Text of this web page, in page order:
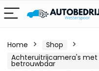
Home
Shop
Achteruitrijcamera's
betrouwbaar